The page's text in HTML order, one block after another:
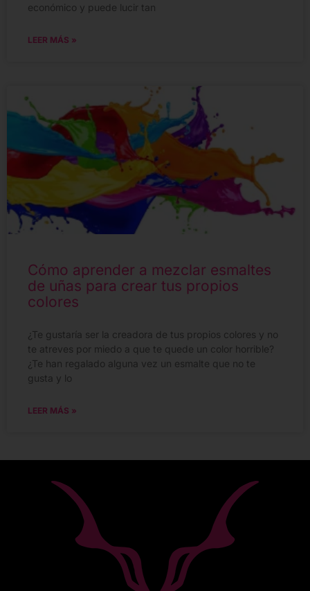
económico y puede lucir tan
LEER MÁS »
Cómo aprender a mezclar esmaltes
de uñas para crear tus propios
colores
¿Te gustaría ser la creadora de tus propios colores y no
te atreves por miedo a que te quede un color horrible?
¿Te han regalado alguna vez un esmalte que no te
gusta y lo
LEER MÁS »